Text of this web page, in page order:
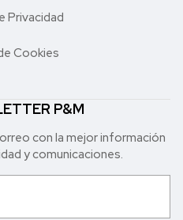
Privacidad
Cookies
P&M
con la mejor in formación
y comunicaciones.